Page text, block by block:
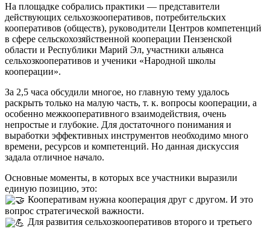
На площадке собрались практики — представители
действующих сельхозкооперативов, потребительских
кооперативов (обществ), руководители Центров компетенций
в сфере сельскохозяйственной кооперации Пензенской
области и Республики Марий Эл, участники альянса
сельхозкооперативов и ученики «Народной школы
кооперации».
За 2,5 часа обсудили многое, но главную тему удалось
раскрыть только на малую часть, т. к. вопросы кооперации, а
особенно межкооперативного взаимодействия, очень
непростые и глубокие. Для достаточного понимания и
выработки эффективных инструментов необходимо много
времени, ресурсов и компетенций. Но данная дискуссия
задала отличное начало.
Основные моменты, в которых все участники выразили
единую позицию, это:
Кооперативам нужна кооперация друг с другом. И это
вопрос стратегической важности.
Для развития сельхозкооперативов второго и третьего